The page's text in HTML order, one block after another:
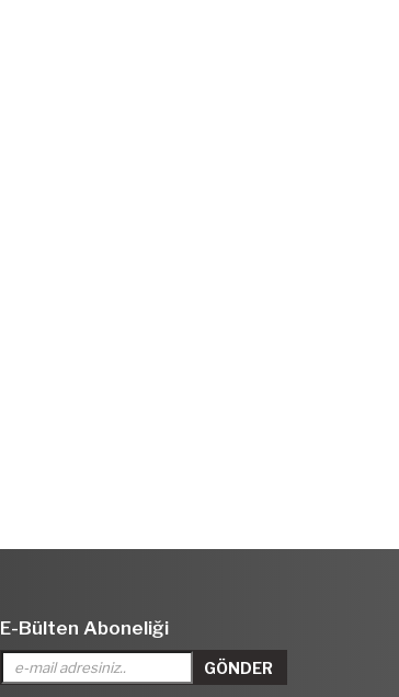
E-Bülten Aboneliği